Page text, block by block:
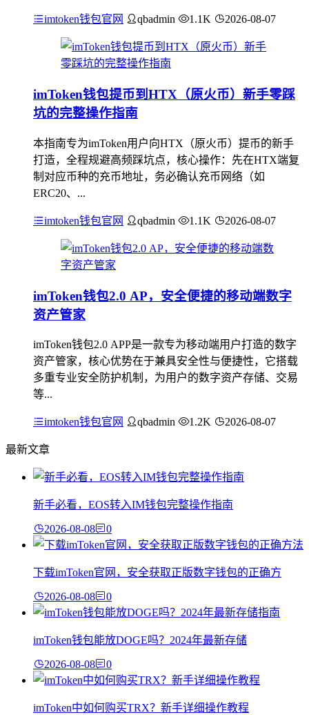
imtoken钱包官网 qbadmin 1.1K 2026-08-07
imToken钱包提币到HTX（原火币）新手零踩
坑的完整操作指南
本指南专为imToken用户向HTX（原火币）提币的新手
打造，全程规避高频踩坑点，核心操作：先在HTX端复
制对应币种的充币地址，务必确认充币网络（如
ERC20、...
imtoken钱包官网 qbadmin 1.1K 2026-08-07
imToken钱包2.0 AP，安全便捷的移动端数字
资产管家
imToken钱包2.0 APP是一款专为移动端用户打造的数字
资产管家，核心优势在于兼具安全性与便捷性，它搭载
多重专业安全防护机制，为用户的数字资产存储、交易
等...
imtoken钱包官网 qbadmin 1.2K 2026-08-07
最新文章
新手必看，EOS转入IM钱包完整操作指南
2026-08-08 0
下载imToken官网，安全获取正版数字钱包的正确方
2026-08-08 0
imToken钱包能放DOGE吗？2024年最新存储
2026-08-08 0
imToken中如何购买TRX？新手详细操作教程